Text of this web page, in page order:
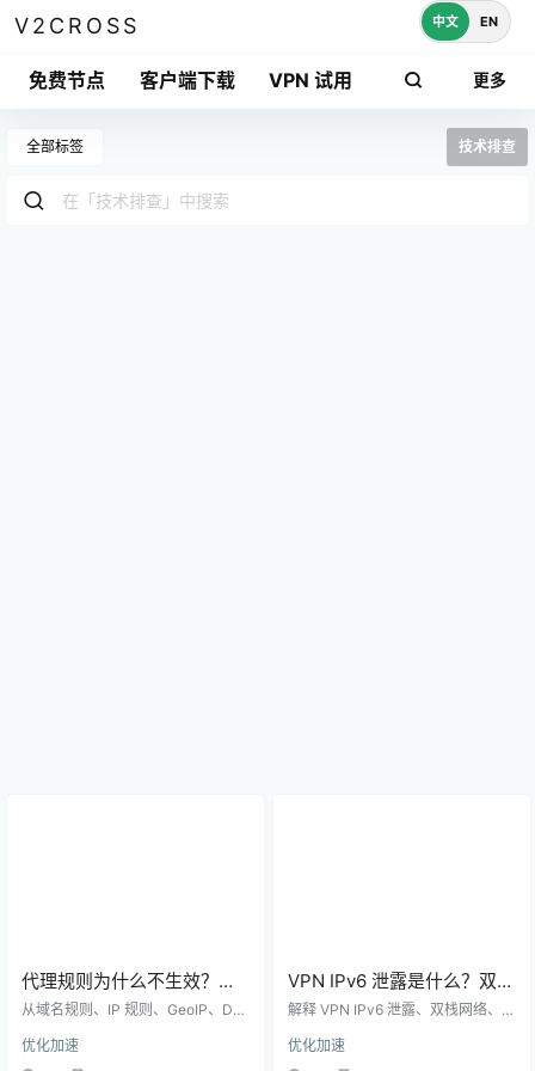
V2CROSS
免费节点 客户端下载 VPN 试用 更多
中文 EN
全部标签 技术排查
代理规则为什么不生效？域
名、IP、GeoIP 和规则优先
从域名规则、IP 规则、GeoIP、DN
么不生效，帮助排查分流和直连异
常。
优化加速
VPN IPv6 泄露是什么？双栈
网络下代理规则和浏览器检
解释 VPN IPv6 泄露、双栈网络、代
法，适合排查 IP 显示异常和访问路
径不一致的问题。
优化加速